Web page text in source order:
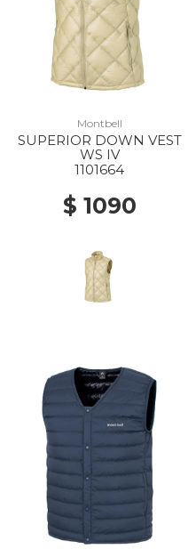
Montbell
SUPERIOR DOWN VEST
WS IV
1101664
$ 1090